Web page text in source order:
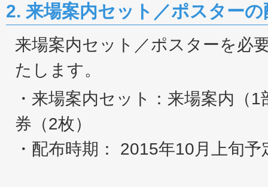
2. 来場案内セット／ポスターの
来場案内セット／ポスターを必
たします。
・来場案内セット：来場案内（
券（2枚）
・配布時期： 2015年10月上旬予